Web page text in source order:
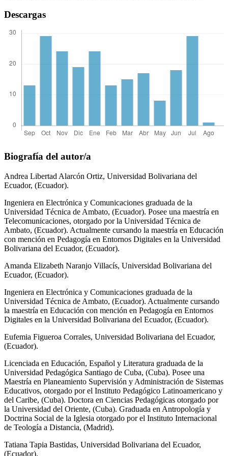
Descargas
Biografía del autor/a
Andrea Libertad Alarcón Ortiz, Universidad Bolivariana del
Ecuador, (Ecuador).
Ingeniera en Electrónica y Comunicaciones graduada de la
Universidad Técnica de Ambato, (Ecuador). Posee una maestría en
Telecomunicaciones, otorgado por la Universidad Técnica de
Ambato, (Ecuador). Actualmente cursando la maestría en Educación
con mención en Pedagogía en Entornos Digitales en la Universidad
Bolivariana del Ecuador, (Ecuador).
Amanda Elizabeth Naranjo Villacís, Universidad Bolivariana del
Ecuador, (Ecuador).
Ingeniera en Electrónica y Comunicaciones graduada de la
Universidad Técnica de Ambato, (Ecuador). Actualmente cursando
la maestría en Educación con mención en Pedagogía en Entornos
Digitales en la Universidad Bolivariana del Ecuador, (Ecuador).
Eufemia Figueroa Corrales, Universidad Bolivariana del Ecuador,
(Ecuador).
Licenciada en Educación, Español y Literatura graduada de la
Universidad Pedagógica Santiago de Cuba, (Cuba). Posee una
Maestría en Planeamiento Supervisión y Administración de Sistemas
Educativos, otorgado por el Instituto Pedagógico Latinoamericano y
del Caribe, (Cuba). Doctora en Ciencias Pedagógicas otorgado por
la Universidad del Oriente, (Cuba). Graduada en Antropología y
Doctrina Social de la Iglesia otorgado por el Instituto Internacional
de Teología a Distancia, (Madrid).
Tatiana Tapia Bastidas, Universidad Bolivariana del Ecuador,
(Ecuador).